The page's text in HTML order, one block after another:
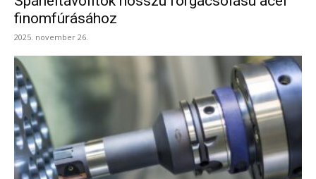
finomfúrásához
2025. november 26.